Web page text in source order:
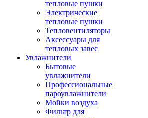
тепловые пушки
Электрические
тепловые пушки
Тепловентиляторы
Аксессуары для
тепловых завес
Увлажнители
Бытовые
увлажнители
Профессиональные
пароувлажнители
Мойки воздуха
Фильтр для